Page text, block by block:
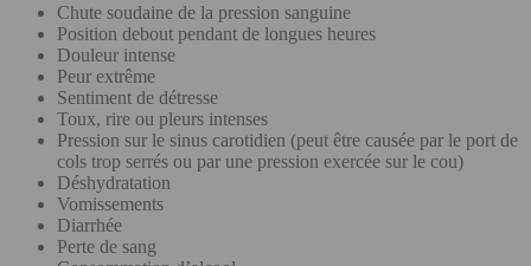
Chute soudaine de la pression sanguine
Position debout pendant de longues heures
Douleur intense
Peur extrême
Sentiment de détresse
Toux, rire ou pleurs intenses
Pression sur le sinus carotidien (peut être causée par le port de
cols trop serrés ou par une pression exercée sur le cou)
Déshydratation
Vomissements
Diarrhée
Perte de sang